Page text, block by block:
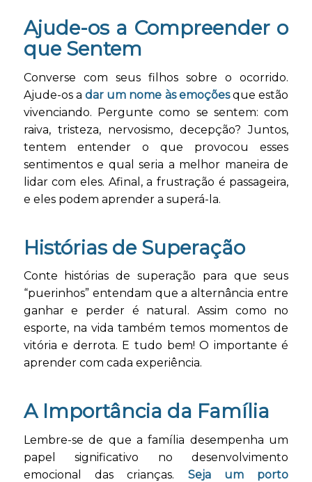
Ajude-os a Compreender o
que Sentem
Converse com seus filhos sobre o ocorrido.
Ajude-os adar um nome às emoçõesque estão
vivenciando. Pergunte como se sentem: com
raiva, tristeza, nervosismo, decepção? Juntos,
tentem entender o que provocou esses
sentimentos e qual seria a melhor maneira de
lidar com eles. Afinal, a frustração é passageira,
e eles podem aprender a superá-la.
Histórias de Superação
Conte histórias de superação para que seus
“puerinhos” entendam que a alternância entre
ganhar e perder é natural. Assim como no
esporte, na vida também temos momentos de
vitória e derrota. E tudo bem! O importante é
aprender com cada experiência.
A Importância da Família
Lembre-se de que a família desempenha um
papel significativo no desenvolvimento
emocional das crianças. Seja um porto